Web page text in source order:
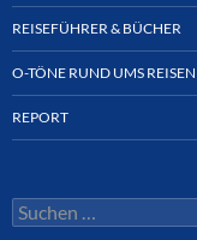
REISEFÜHRER & BÜCHER
O-TÖNE RUND UMS REISEN
REPORT
Suchen
nach: